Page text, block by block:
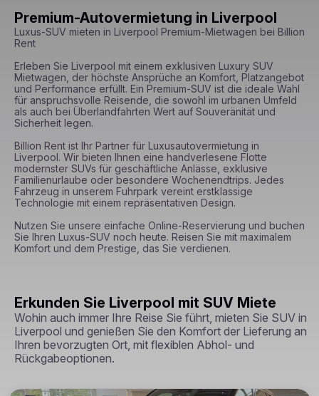
Premium-Autovermietung in Liverpool
Luxus-SUV mieten in Liverpool Premium-Mietwagen bei Billion
Rent
Erleben Sie Liverpool mit einem exklusiven Luxury SUV
Mietwagen, der höchste Ansprüche an Komfort, Platzangebot
und Performance erfüllt. Ein Premium-SUV ist die ideale Wahl
für anspruchsvolle Reisende, die sowohl im urbanen Umfeld
als auch bei Überlandfahrten Wert auf Souveränität und
Sicherheit legen.
Billion Rent ist Ihr Partner für Luxusautovermietung in
Liverpool. Wir bieten Ihnen eine handverlesene Flotte
modernster SUVs für geschäftliche Anlässe, exklusive
Familienurlaube oder besondere Wochenendtrips. Jedes
Fahrzeug in unserem Fuhrpark vereint erstklassige
Technologie mit einem repräsentativen Design.
Nutzen Sie unsere einfache Online-Reservierung und buchen
Sie Ihren Luxus-SUV noch heute. Reisen Sie mit maximalem
Komfort und dem Prestige, das Sie verdienen.
Erkunden Sie Liverpool mit SUV Miete
Wohin auch immer Ihre Reise Sie führt, mieten Sie SUV in
Liverpool und genießen Sie den Komfort der Lieferung an
Ihren bevorzugten Ort, mit flexiblen Abhol- und
Rückgabeoptionen.